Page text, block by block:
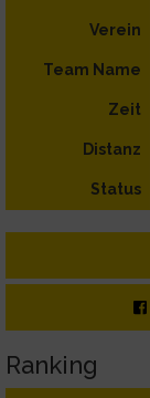
Verein
Team Name
Zeit
Distanz
Status
Ranking